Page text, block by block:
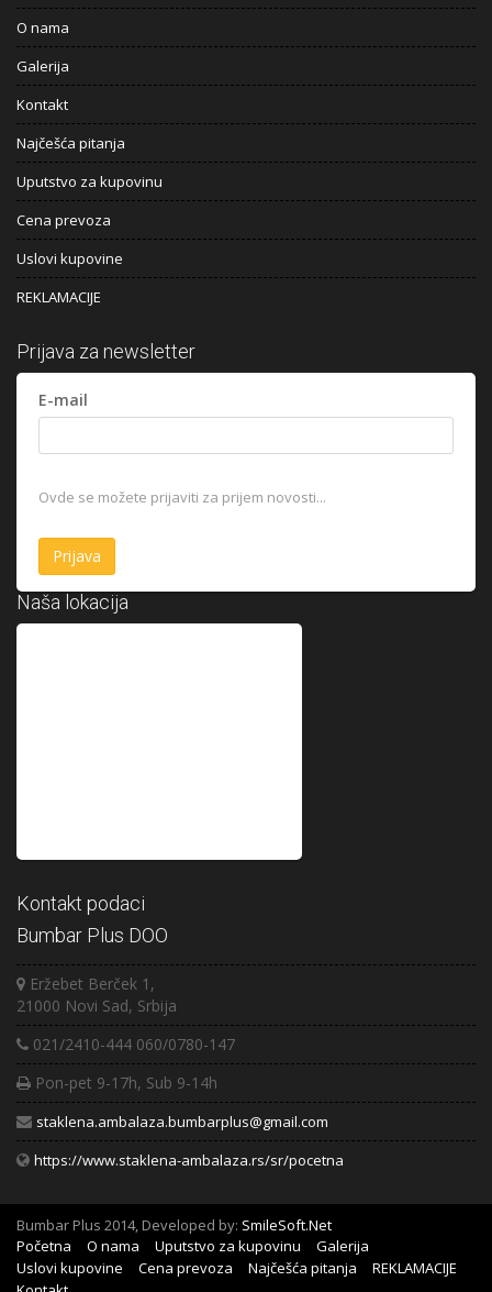
O nama
Galerija
Kontakt
Najčešća pitanja
Uputstvo za kupovinu
Cena prevoza
Uslovi kupovine
REKLAMACIJE
Prijava za newsletter
E-mail
Ovde se možete prijaviti za prijem novosti...
Naša lokacija
Kontakt podaci
Bumbar Plus DOO
Eržebet Berček 1,
21000 Novi Sad, Srbija
021/2410-444 060/0780-147
Pon-pet 9-17h, Sub 9-14h
staklena.ambalaza.bumbarplus@gmail.com
https://www.staklena-ambalaza.rs/sr/pocetna
Bumbar Plus 2014, Developed by: SmileSoft.Net
Početna
O nama Uputstvo za kupovinu
Galerija
Uslovi kupovine
Cena prevoza Najčešća pitanja
REKLAMACIJE